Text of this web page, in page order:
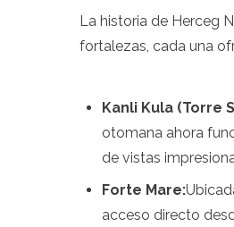
Corea del Sur
Sri Lanka
Tailandia
Turkmenistán
Vietnam
América
La historia de Herceg
fortalezas, cada una
Kanli Kula (Torre
otomana ahora
de vistas
Forte Mare:
acceso directo